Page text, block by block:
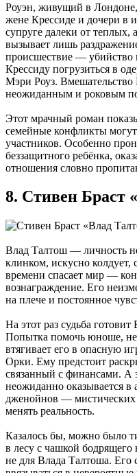
Роуэн, живущий в
жене Крессиде и дочери в
супруге далеки от теплых,
вызывает лишь
происшествие — убийство
Крессиду погрузиться в
Мэри Роуз. Вмешательство
неожиданным и роковым
Этот мрачный роман
семейные конфликты
участников. Особенно
беззащитного ребёнка,
отношения словно
8. Стивен Браст
Влад Талтош — личность
клинком, искусно колдует,
времени спасает мир —
вознаграждение. Его
на плече и постоянное
На этот раз судьба
Попытка помочь юноше,
втягивает его в опасную
Орки. Ему предстоит
связанный с финансами. А
неожиданно оказывается в
дженойнов — мистических
менять реальность.
Казалось бы, можно было
в лесу с чашкой
не для Влада Талтоша. Его